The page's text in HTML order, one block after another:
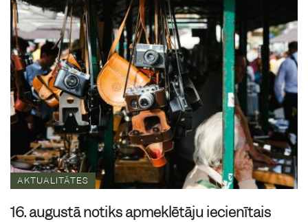
AKTUALITĀTES
16. augustā notiks apmeklētāju iecienītais